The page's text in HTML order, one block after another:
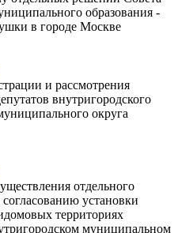
образования -
в городе Москве
и рассмотрения
внутригородского
округа
отдельного
установки
территориях
муниципальном